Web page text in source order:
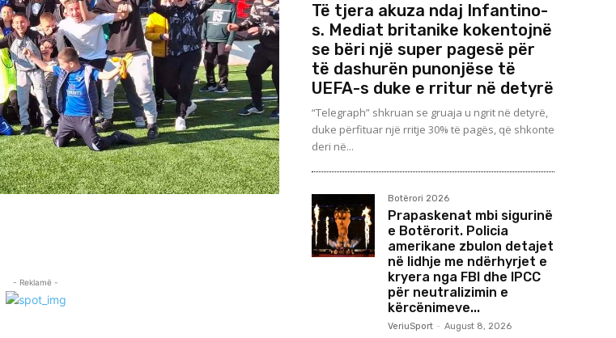
- Reklamë -
Të tjera akuza ndaj Infantino-
s. Mediat britanike kokentojnë
se bëri një super pagesë për
të dashurën punonjëse të
UEFA-s duke e rritur në detyrë
“Telegraph” shkruan se gruaja u ngrit në detyrë,
duke përfituar një rritje 30% të pagës, që shkonte
deri në...
Botërori 2026
Prapaskenat mbi sigurinë
e Botërorit. Policia
amerikane zbulon detajet
në lidhje me ndërhyrjet e
kryera nga FBI dhe IPCC
për neutralizimin e
kërcënimeve...
VeriuSport - August 8, 2026